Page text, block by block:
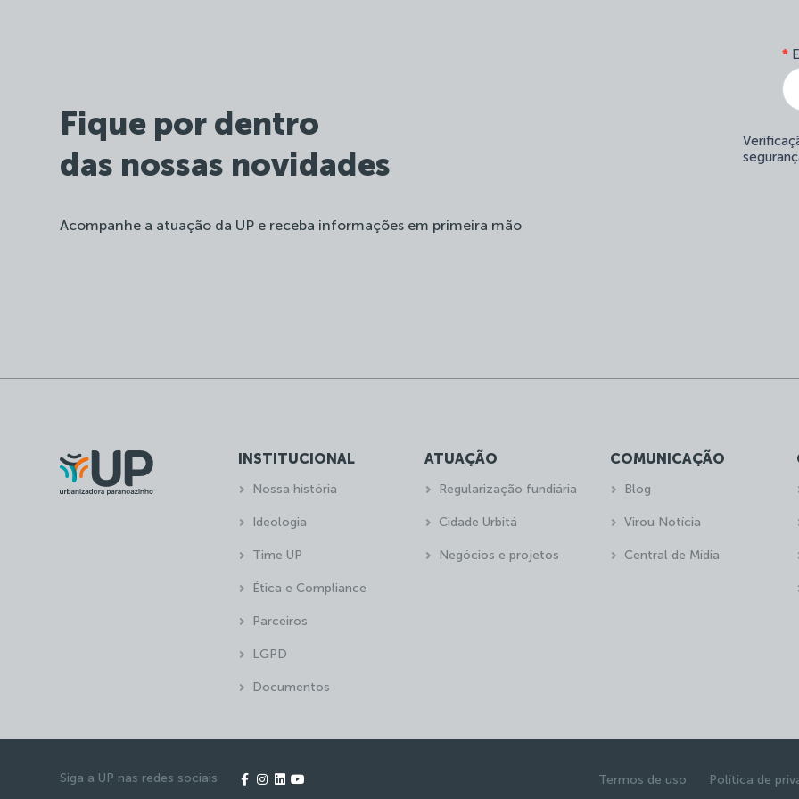
Fique por dentro
das nossas novidades
Acompanhe a atuação da UP e receba informações em primeira mão
*
INSTITUCIONAL
Nossa história
Ideologia
Time UP
Ética e Compliance
Parceiros
LGPD
Documentos
ATUAÇÃO
Regularização fundiária
Cidade Urbitá
Negócios e projetos
COMUNICAÇÃO
Blog
Virou Notícia
Central de Mídia
Siga a UP nas redes sociais Termos de uso Política de